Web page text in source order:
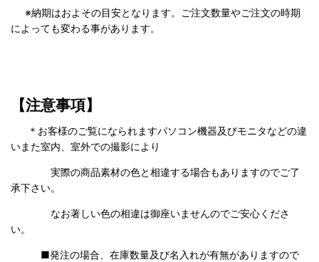
※納期はおよその目安となります。ご注文数量やご注文の時期
によっても変わる事があります。
【注意事項】
＊お客様のご覧になられますパソコン機器及びモニタなどの違
いまた室内、室外での撮影により
実際の商品素材の色と相違する場合もありますのでご了
承下さい。
なお著しい色の相違は御座いませんのでご安心くださ
い。
■発注の場合、在庫数量及び名入れが有無がありますので